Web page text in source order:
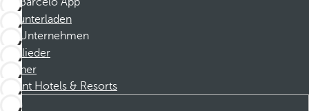
Herunterladen
Unternehmen
Mitglieder
Partner
Dorint Hotels & Resorts